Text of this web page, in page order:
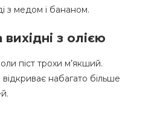
з медом і бананом.
з олією
піст трохи м’якший.
відкриває набагато більше